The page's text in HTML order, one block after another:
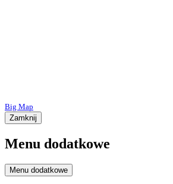
Big Map
Zamknij
Menu dodatkowe
Menu dodatkowe